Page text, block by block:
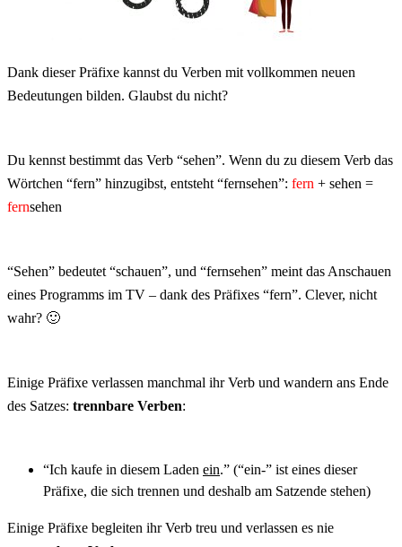
Dank dieser Präfixe kannst du Verben mit vollkommen neuen
Bedeutungen bilden. Glaubst du nicht?
Du kennst bestimmt das Verb “sehen”. Wenn du zu diesem Verb das
Wörtchen “fern” hinzugibst, entsteht “fernsehen”: fern + sehen =
fernsehen
“Sehen” bedeutet “schauen”, und “fernsehen” meint das Anschauen
eines Programms im TV – dank des Präfixes “fern”. Clever, nicht
wahr? 🙂
Einige Präfixe verlassen manchmal ihr Verb und wandern ans Ende
des Satzes: trennbare Verben:
“Ich kaufe in diesem Laden ein.” (“ein-” ist eines dieser
Präfixe, die sich trennen und deshalb am Satzende stehen)
Einige Präfixe begleiten ihr Verb treu und verlassen es nie